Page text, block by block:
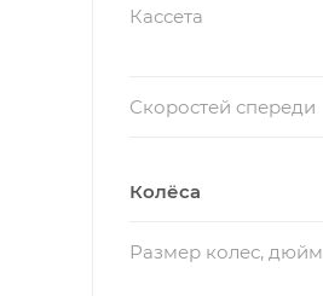
Кассета
Скоростей спереди
Колёса
Размер колес, дюйм